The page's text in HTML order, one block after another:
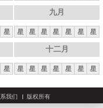
星
九月
星 星 星 星 星 星 星
星
十二月
星 星 星 星 星 星 星
我们 版权所有